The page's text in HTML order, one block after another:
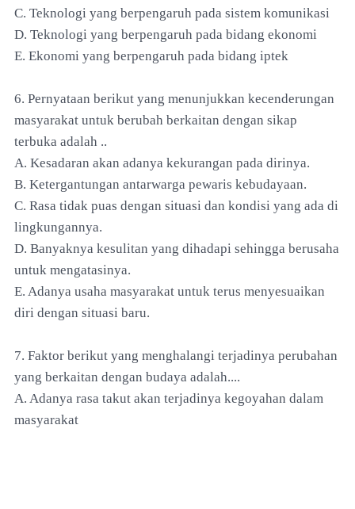
C. Teknologi yang berpengaruh pada sistem komunikasi
D. Teknologi yang berpengaruh pada bidang ekonomi
E. Ekonomi yang berpengaruh pada bidang iptek
6. Pernyataan berikut yang menunjukkan kecenderungan
masyarakat untuk berubah berkaitan dengan sikap
terbuka adalah ..
A. Kesadaran akan adanya kekurangan pada dirinya.
B. Ketergantungan antarwarga pewaris kebudayaan.
C. Rasa tidak puas dengan situasi dan kondisi yang ada di
lingkungannya.
D. Banyaknya kesulitan yang dihadapi sehingga berusaha
untuk mengatasinya.
E. Adanya usaha masyarakat untuk terus menyesuaikan
diri dengan situasi baru.
7. Faktor berikut yang menghalangi terjadinya perubahan
yang berkaitan dengan budaya adalah....
A. Adanya rasa takut akan terjadinya kegoyahan dalam
masyarakat